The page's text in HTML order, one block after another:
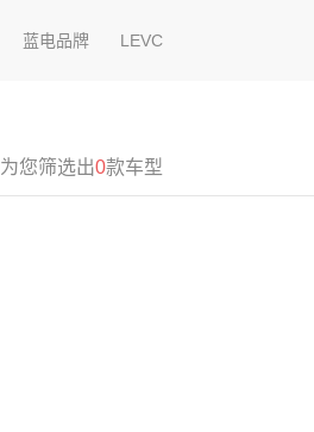
蓝电品牌 LEVC
为您筛选出0款车型